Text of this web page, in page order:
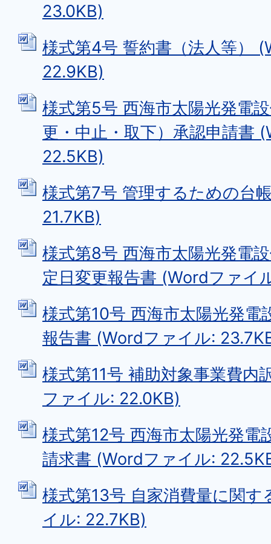
23.0KB)
様式第4号 誓約書（法人等）
22.9KB)
様式第5号 西海市太陽光発電
更・中止・取下）承認申請書
22.5KB)
様式第7号 管理するための台
21.7KB)
様式第8号 西海市太陽光発電
定日変更報告書 (Wordファイ
様式第10号 西海市太陽光発電
報告書 (Wordファイル:
様式第11号 補助対象事業費内
ファイル: 22.0KB)
様式第12号 西海市太陽光発電
請求書 (Wordファイル:
様式第13号 自家消費量に関
イル: 22.7KB)